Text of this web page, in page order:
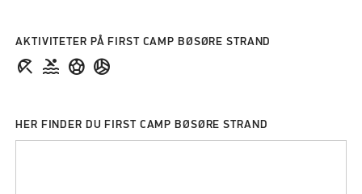
AKTIVITETER PÅ FIRST CAMP BØSØRE STRAND
beach_access pool Sports_Soccer Sports_Volleyball
HER FINDER DU FIRST CAMP BØSØRE STRAND